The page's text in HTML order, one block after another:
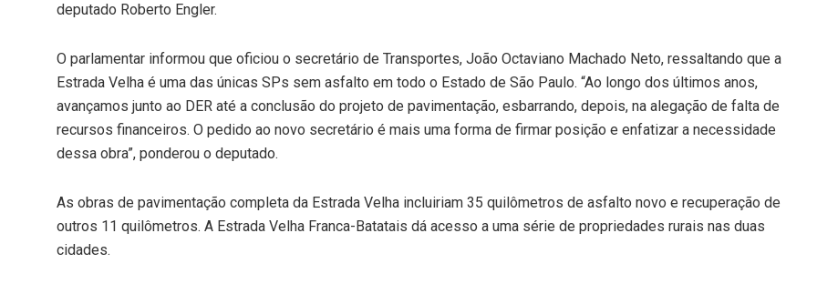
deputado Roberto Engler.
O parlamentar informou que oficiou o secretário de Transportes, João Octaviano Machado Neto, ressaltando que a
Estrada Velha é uma das únicas SPs sem asfalto em todo o Estado de São Paulo. “Ao longo dos últimos anos,
avançamos junto ao DER até a conclusão do projeto de pavimentação, esbarrando, depois, na alegação de falta de
recursos financeiros. O pedido ao novo secretário é mais uma forma de firmar posição e enfatizar a necessidade
dessa obra”, ponderou o deputado.
As obras de pavimentação completa da Estrada Velha incluiriam 35 quilômetros de asfalto novo e recuperação de
outros 11 quilômetros. A Estrada Velha Franca-Batatais dá acesso a uma série de propriedades rurais nas duas
cidades.